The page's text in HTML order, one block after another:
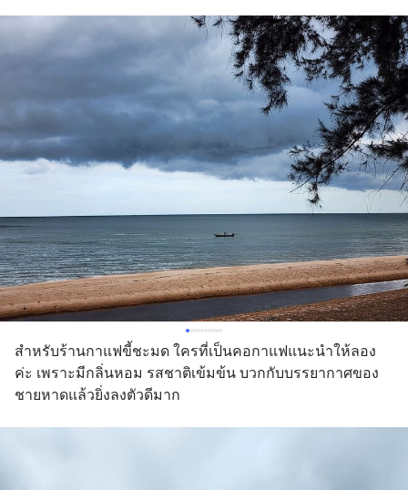
คำตอบได้ที่ “ป้าเก๋าเล่ากลโกง”
EP4 ตอน “เขา
สำหรับร้านกาแฟขี้ชะมด ใครที่เป็นคอกาแฟแนะนำให้ลอง
ค่ะ เพราะมีกลิ่นหอม รสชาติเข้มข้น บวกกับบรรยากาศของ
ชายหาดแล้วยิ่งลงตัวดีมาก